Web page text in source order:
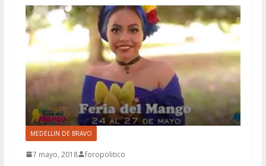
MEDELLIN DE BRAVO
7 mayo, 2018 foropolitico